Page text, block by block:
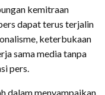
kemitraan
dapat terus terjalin
keterbukaan
sama media tanpa
pers.
dalam menyampaikan